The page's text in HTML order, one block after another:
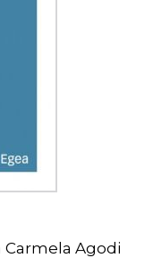
Carmela Agodi